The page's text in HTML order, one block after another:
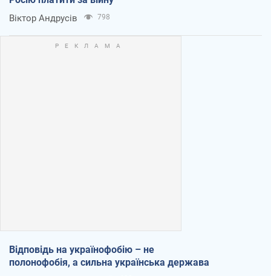
Віктор Андрусів 798
Відповідь на українофобію – не
полонофобія, а сильна українська держава